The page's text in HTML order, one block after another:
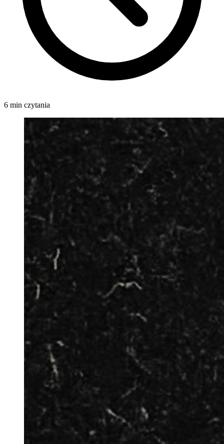
6 min czytania